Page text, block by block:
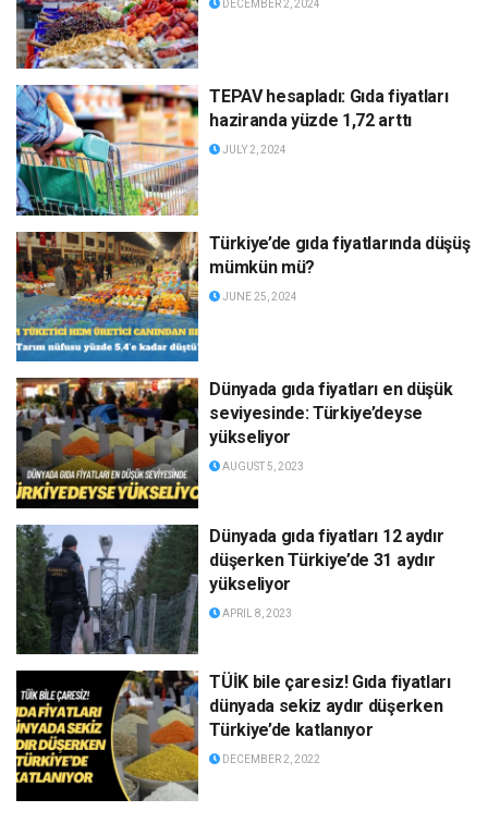
DECEMBER 2, 2024
TEPAV hesapladı: Gıda fiyatları
haziranda yüzde 1,72 arttı
JULY 2, 2024
Türkiye’de gıda fiyatlarında düşüş
mümkün mü?
JUNE 25, 2024
Dünyada gıda fiyatları en düşük
seviyesinde: Türkiye’deyse
yükseliyor
AUGUST 5, 2023
Dünyada gıda fiyatları 12 aydır
düşerken Türkiye’de 31 aydır
yükseliyor
APRIL 8, 2023
TÜİK bile çaresiz! Gıda fiyatları
dünyada sekiz aydır düşerken
Türkiye’de katlanıyor
DECEMBER 2, 2022